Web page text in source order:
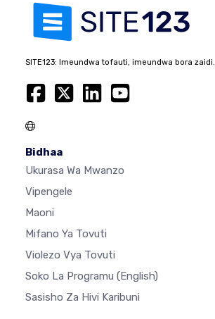
SITE123: Imeundwa tofauti, imeundwa bora zaidi.
Bidhaa
Ukurasa Wa Mwanzo
Vipengele
Maoni
Mifano Ya Tovuti
Violezo Vya Tovuti
Soko La Programu (English)
Sasisho Za Hivi Karibuni